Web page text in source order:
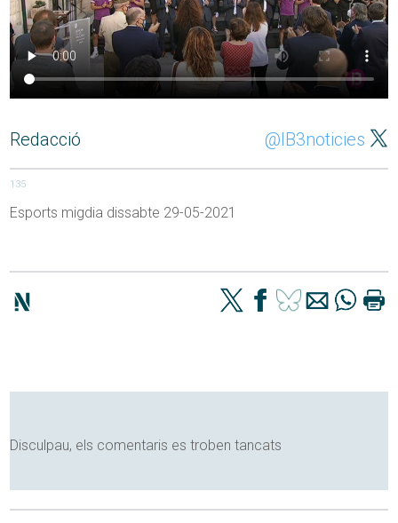
Redacció @IB3noticies
135
Esports migdia dissabte 29-05-2021
Disculpau, els comentaris es troben tancats